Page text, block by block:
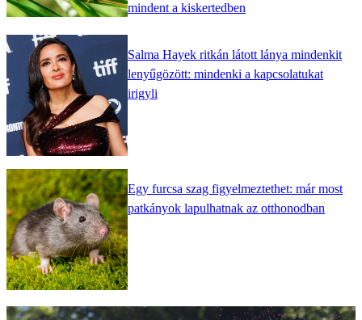
mindent a kiskertedben
Salma Hayek ritkán látott lánya mindenkit
lenyűgözött: mindenki a kapcsolatukat
irigyli
Egy furcsa szag figyelmeztethet: már most
patkányok lapulhatnak az otthonodban